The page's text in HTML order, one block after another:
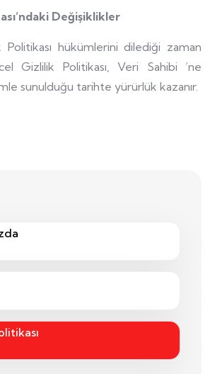
Değişiklikler
hükümlerini dilediği zaman
Gizlilik Politikası, Veri Sahibi ’ne
sunulduğu tarihte yürürlük kazanır.